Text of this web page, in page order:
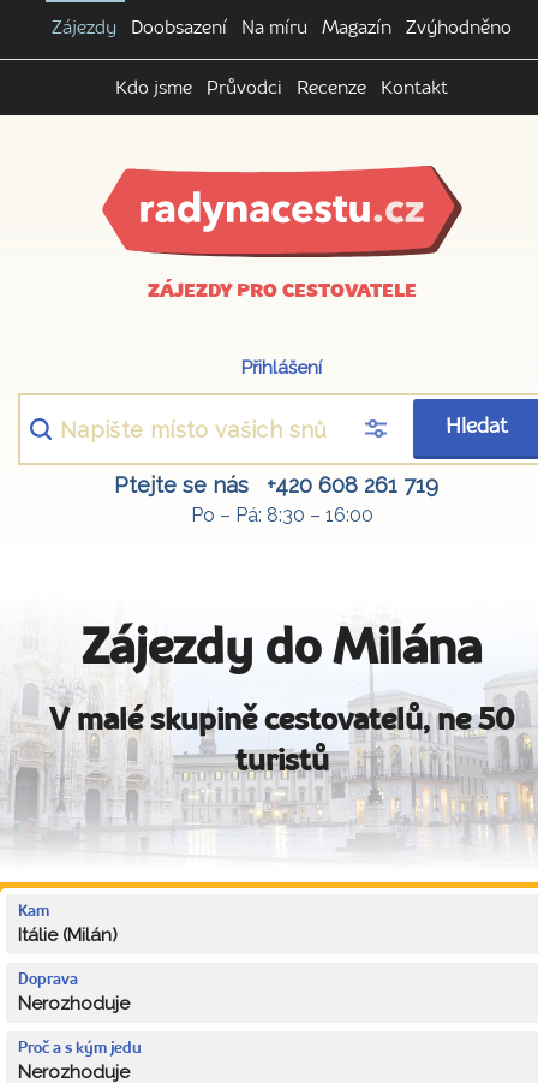
Zájezdy Doobsazení Na míru Magazín Zvýhodněno
Kdo jsme Průvodci Recenze Kontakt
ZÁJEZDY PRO CESTOVATELE
Přihlášení
Hledat
Ptejte se nás +420 608 261 719
Po – Pá: 8:30 – 16:00
Zájezdy do Milána
V malé skupině cestovatelů, ne 50
turistů
Kam
Itálie (Milán)
Doprava
Nerozhoduje
Proč a s kým jedu
Nerozhoduje